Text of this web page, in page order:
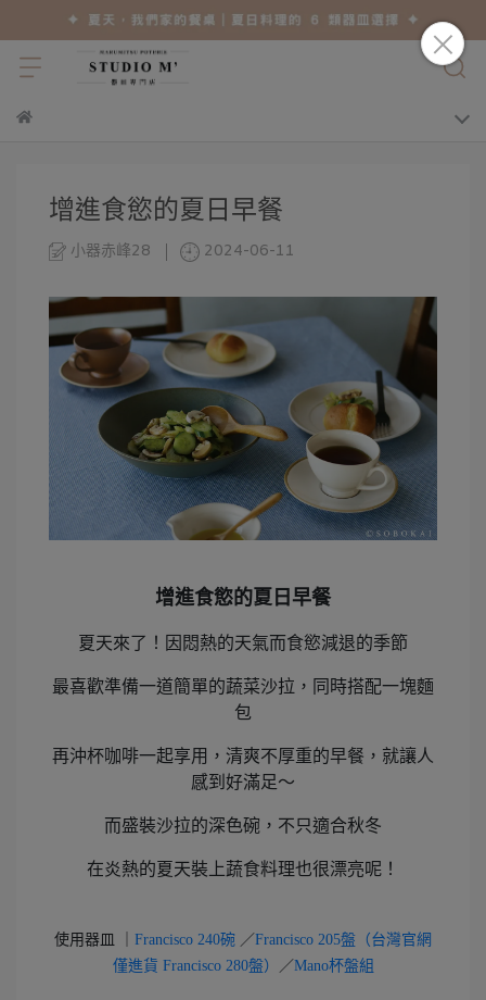
增進食慾的夏日早餐
小器赤峰28 2024-06-11
增進食慾的夏日早餐
夏天來了！因悶熱的天氣而食慾減退的季節
最喜歡準備一道簡單的蔬菜沙拉，同時搭配一塊麵
包
再沖杯咖啡一起享用，清爽不厚重的早餐，就讓人
感到好滿足～
而盛裝沙拉的深色碗，不只適合秋冬
在炎熱的夏天裝上蔬食料理也很漂亮呢！
使用器皿 ｜ Francisco 240碗 ／Francisco 205盤（台灣官網
僅進貨 Francisco 280盤）
／Mano杯盤組